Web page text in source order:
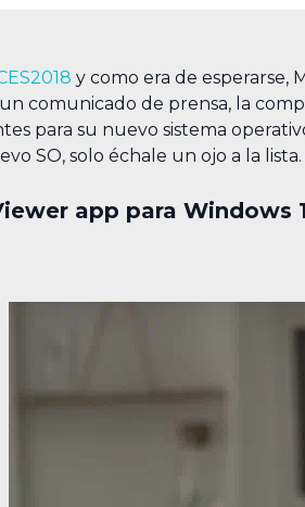
y como era de esperarse,
comunicado de prensa, la
para su nuevo sistema
SO, solo échale un ojo a la lista.
app para Windows